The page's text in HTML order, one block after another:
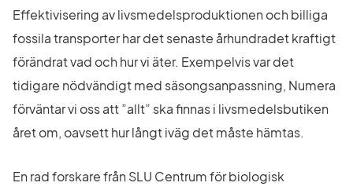
Effektivisering av livsmedelsproduktionen och billiga
fossila transporter har det senaste århundradet kraftigt
förändrat vad och hur vi äter. Exempelvis var det
tidigare nödvändigt med säsongsanpassning, Numera
förväntar vi oss att ”allt” ska finnas i livsmedelsbutiken
året om, oavsett hur långt iväg det måste hämtas.
En rad forskare från SLU Centrum för biologisk